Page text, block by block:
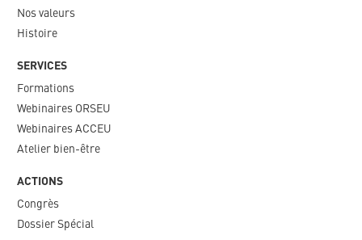
Nos valeurs​
Histoire
SERVICES
Formations
Webinaires ORSEU​
Webinaires ACCEU
Atelier bien-être
ACTIONS
Congrès
Dossier Spécial